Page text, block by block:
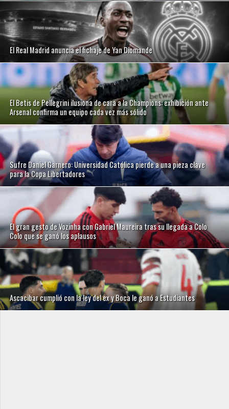
El Real Madrid anuncia el fichaje de Yan Diomande
El Betis de Pellegrini ilusiona de cara a la Champions: exhibición ante
Arsenal confirma un equipo cada vez más sólido
Sufre Daniel Garnero: Universidad Católica pierde a una pieza clave
para la Copa Libertadores
El gran gesto de Vozinha con Gabriel Maureira tras su llegada a Colo
Colo que se ganó los aplausos
Ascacibar cumplió con la ley del ex y Boca le ganó a Estudiantes